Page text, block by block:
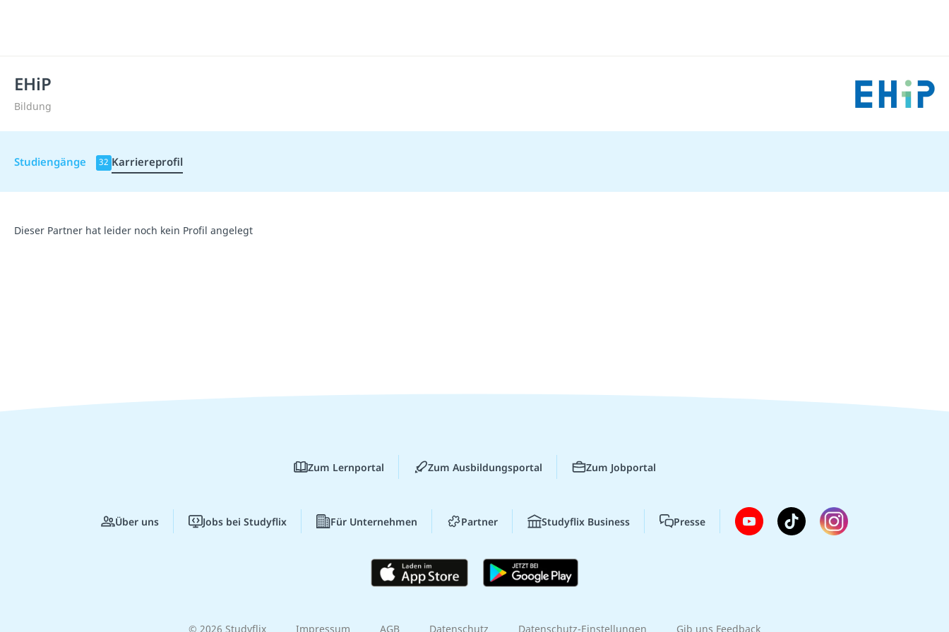
EHiP
Bildung
Studiengänge 32 Karriereprofil
Dieser Partner hat leider noch kein Profil angelegt
Zum Lernportal Zum Ausbildungsportal Zum Jobportal
Über uns Jobs bei Studyflix Für Unternehmen Partner Studyflix Business Presse
© 2026 Studyflix Impressum AGB Datenschutz Datenschutz-Einstellungen Gib uns Feedback